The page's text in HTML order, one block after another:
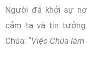
Người đã khởi sự
cảm tạ và tin
Chúa: “Việc Chúa